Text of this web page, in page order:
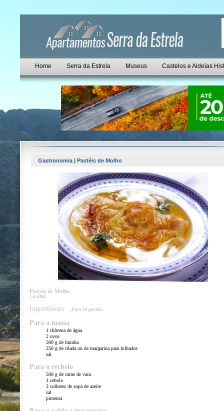
Home Serra da Estrela Museus Castelos e Aldeias
Gastronomia | Pastéis de Molho
Pastéis de Molho
Covilhã
Ingredientes: Para 10 pastéis
Para a massa
1 chávena de água
2 ovos
500 g de farinha
250 g de rilada ou de margarina para folhados
sal
Para o recheio
500 g de carne de vaca
1 cebola
2 colheres de sopa de azeite
sal
pimenta